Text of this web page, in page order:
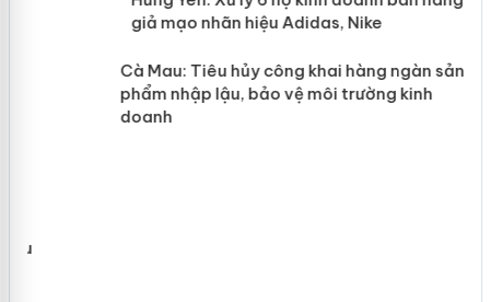
Hưng Yên: Xử lý 6 hộ kinh doanh bán
hàng giả mạo nhãn hiệu Adidas, Nike